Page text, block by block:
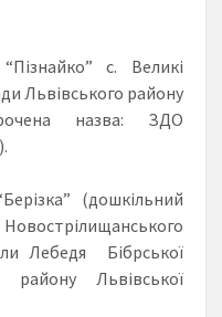
с. Великі
Львівського району
назва: ЗДО
(дошкільний
Лебедя Бібрської
району Львівської